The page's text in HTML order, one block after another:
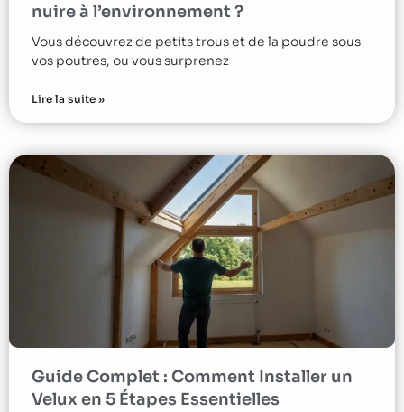
nuire à l’environnement ?
Vous découvrez de petits trous et de la poudre sous
vos poutres, ou vous surprenez
Lire la suite »
Guide Complet : Comment Installer un
Velux en 5 Étapes Essentielles